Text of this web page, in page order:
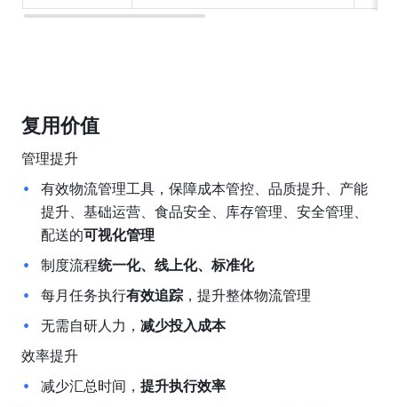
复用价值
管理提升
有效物流管理工具，保障成本管控、品质提升、产能
提升、基础运营、食品安全、库存管理、安全管理、
配送的可视化管理
制度流程统一化、线上化、标准化
每月任务执行有效追踪，提升整体物流管理
无需自研人力， 减少投入成本
效率提升
减少汇总时间， 提升执行效率